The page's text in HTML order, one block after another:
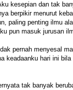
kesepian dan tak
berpikir menurut
paling penting ilmu
pun masuk jurusan
pernah menyesal
keadaanku hari ini
tak banyak